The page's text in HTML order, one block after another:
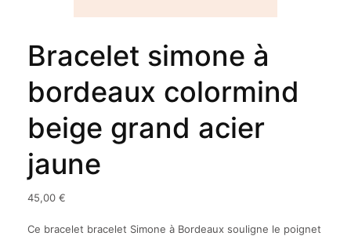
Bracelet simone à
bordeaux colormind
beige grand acier
jaune
45,00 €
Ce bracelet bracelet Simone à Bordeaux souligne le poignet